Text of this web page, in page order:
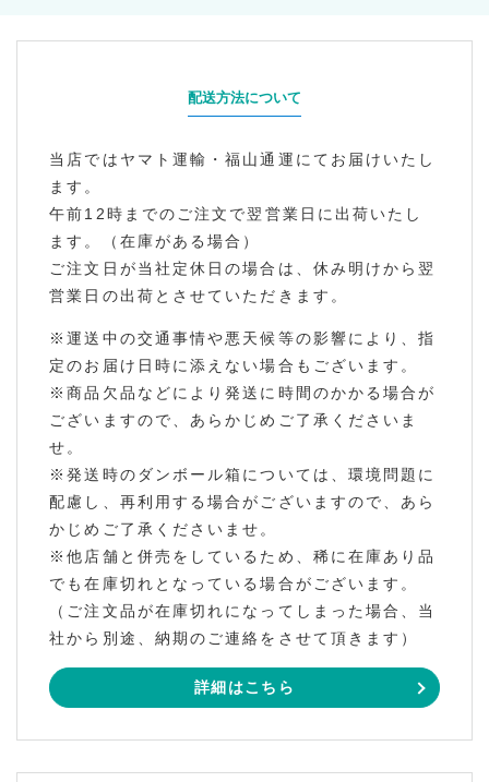
配送方法について
当店ではヤマト運輸・福山通運にてお届けいたし
ます。
午前12時までのご注文で翌営業日に出荷いたし
ます。（在庫がある場合）
ご注文日が当社定休日の場合は、休み明けから翌
営業日の出荷とさせていただきます。
※運送中の交通事情や悪天候等の影響により、指
定のお届け日時に添えない場合もございます。
※商品欠品などにより発送に時間のかかる場合が
ございますので、あらかじめご了承くださいま
せ。
※発送時のダンボール箱については、環境問題に
配慮し、再利用する場合がございますので、あら
かじめご了承くださいませ。
※他店舗と併売をしているため、稀に在庫あり品
でも在庫切れとなっている場合がございます。
（ご注文品が在庫切れになってしまった場合、当
社から別途、納期のご連絡をさせて頂きます）
詳細はこちら